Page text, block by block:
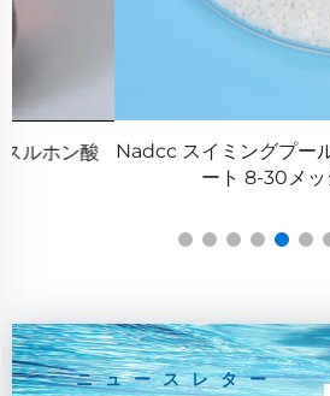
Nadcc スイミングプール ナトリウ
ート 8-30メッシュ スイ
ニュースレター